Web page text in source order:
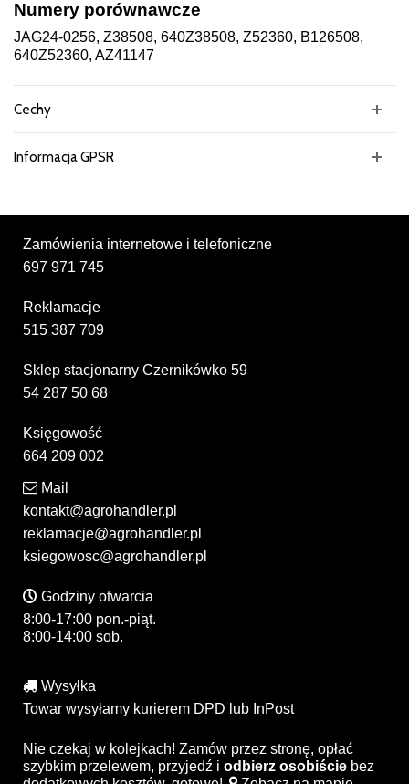
Numery porównawcze
JAG24-0256, Z38508, 640Z38508, Z52360, B126508,
640Z52360, AZ41147
Cechy
Informacja GPSR
Zamówienia internetowe i telefoniczne
697 971 745
Reklamacje
515 387 709
Sklep stacjonarny Czernikówko 59
54 287 50 68
Księgowość
664 209 002
Mail
kontakt@agrohandler.pl
reklamacje@agrohandler.pl
ksiegowosc@agrohandler.pl
Godziny otwarcia
8:00-17:00 pon.-piąt.
8:00-14:00 sob.
Wysyłka
Towar wysyłamy kurierem DPD lub InPost
Nie czekaj w kolejkach! Zamów przez stronę, opłać
szybkim przelewem, przyjedź i odbierz osobiście bez